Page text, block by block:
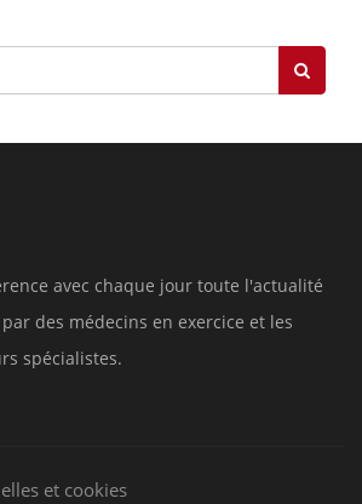
avec chaque jour toute l'actualité
des médecins en exercice et les
spécialistes.
et cookies